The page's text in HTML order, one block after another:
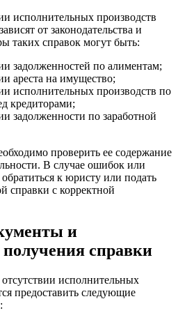
исполнительных производств
от законодательства и
таких справок могут быть:
задолженностей по алиментам;
ареста на имущество;
исполнительных производств по
кредиторами;
задолженности по заработной
проверить ее содержание
В случае ошибок или
к юристу или подать
справки с корректной
и
справки
исполнительных
предоставить следующие